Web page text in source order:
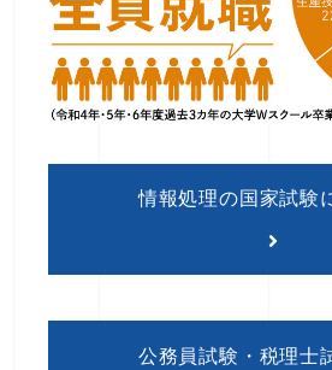
情報処理の国家試験
公務員試験・税理士